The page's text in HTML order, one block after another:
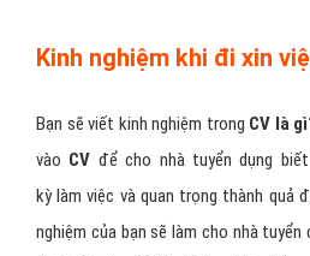
Kinh nghiệm khi đi xin
Bạn sẽ viết kinh nghiệm trong CV là
vào CV để cho nhà tuyển dụng
kỳ làm việc và quan trọng thành quả
nghiệm của bạn sẽ làm cho nhà tuyển